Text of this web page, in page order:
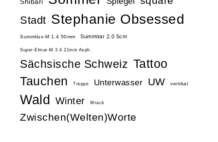
Shibari
Stadt Stephanie Obsessed
Summilux-M 1.4 50mm Summitar 2.0 5cm
Super-Elmar-M 3.4 21mm Asph.
Sächsische Schweiz Tattoo
Tauchen
Treppe Unterwasser UW vertikal
Wald Winter Wrack
Zwischen(Welten)Worte